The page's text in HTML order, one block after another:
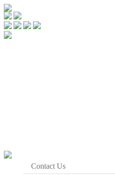
Contact Us